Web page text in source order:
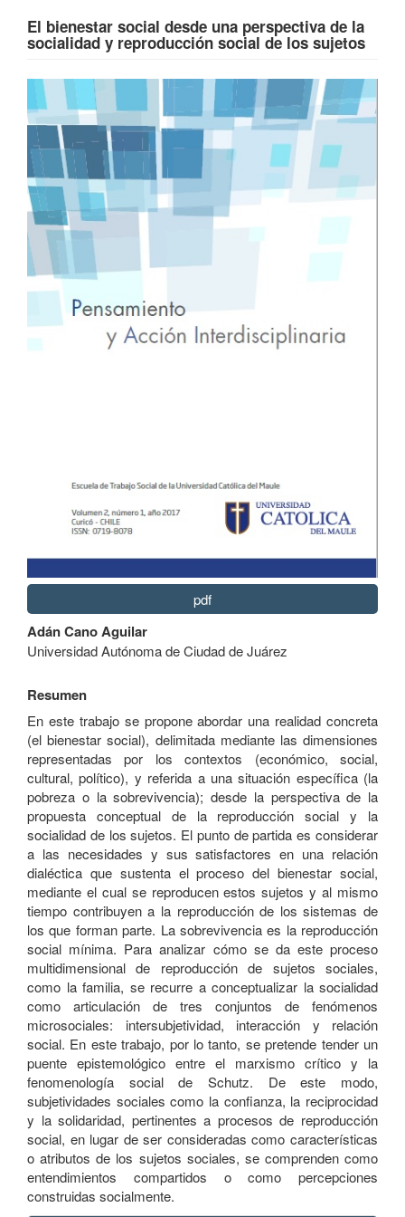
El bienestar social desde una perspectiva de la
socialidad y reproducción social de los sujetos
Barra
lateral
del
artículo
pdf
Contenido
principal
del
Adán Cano Aguilar
Universidad Autónoma de Ciudad de Juárez
Resumen
En este trabajo se propone abordar una realidad concreta
(el bienestar social), delimitada mediante las dimensiones
representadas por los contextos (económico, social,
cultural, político), y referida a una situación específica (la
pobreza o la sobrevivencia); desde la perspectiva de la
propuesta conceptual de la reproducción social y la
socialidad de los sujetos. El punto de partida es considerar
a las necesidades y sus satisfactores en una relación
dialéctica que sustenta el proceso del bienestar social,
mediante el cual se reproducen estos sujetos y al mismo
tiempo contribuyen a la reproducción de los sistemas de
los que forman parte. La sobrevivencia es la reproducción
social mínima. Para analizar cómo se da este proceso
multidimensional de reproducción de sujetos sociales,
como la familia, se recurre a conceptualizar la socialidad
como articulación de tres conjuntos de fenómenos
microsociales: intersubjetividad, interacción y relación
social. En este trabajo, por lo tanto, se pretende tender un
puente epistemológico entre el marxismo crítico y la
fenomenología social de Schutz. De este modo,
subjetividades sociales como la confianza, la reciprocidad
y la solidaridad, pertinentes a procesos de reproducción
social, en lugar de ser consideradas como características
o atributos de los sujetos sociales, se comprenden como
entendimientos compartidos o como percepciones
construidas socialmente.